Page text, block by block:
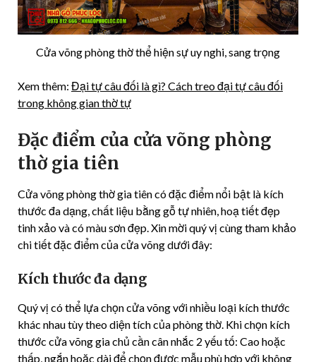
Cửa võng phòng thờ thể hiện sự uy nghi, sang trọng
Xem thêm: Đại tự câu đối là gì? Cách treo đại tự câu đối
trong không gian thờ tự
Đặc điểm của cửa võng phòng
thờ gia tiên
Cửa võng phòng thờ gia tiên có đặc điểm nổi bật là kích
thước đa dạng, chất liệu bằng gỗ tự nhiên, hoạ tiết đẹp
tinh xảo và có màu sơn đẹp. Xin mời quý vị cùng tham khảo
chi tiết đặc điểm của cửa võng dưới đây:
Kích thước đa dạng
Quý vị có thể lựa chọn cửa võng với nhiều loại kích thước
khác nhau tùy theo diện tích của phòng thờ. Khi chọn kích
thước cửa võng gia chủ cần cân nhắc 2 yếu tố: Cao hoặc
thấp, ngắn hoặc dài để chọn được mẫu phù hợp với không